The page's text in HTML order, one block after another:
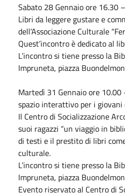
Sabato 28 Gennaioore 16.30
Libri da leggere gustare e
dell’Associazione Culturale
Quest’incontro è dedicato al
L’incontro si tiene presso la
Impruneta, piazza
Martedì 31 Gennaioore 10.00
spazio interattivo per i
Il Centro di Socializzazione
suoi ragazzi “un viaggio in
di testi e il prestito di libri
culturale.
L’incontro si tiene presso la
Impruneta, piazza
Evento riservato al Centro di